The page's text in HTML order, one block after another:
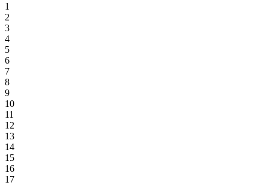
1
2
3
4
5
6
7
8
9
10
11
12
13
14
15
16
17